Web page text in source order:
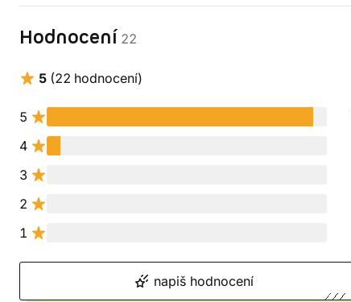
Hodnocení 22
5 (22 hodnocení)
5
4
3
2
1
napiš hodnocení